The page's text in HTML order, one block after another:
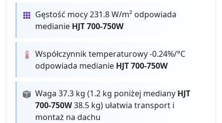
Gęstość mocy 231.8 W/m² odpowiada
medianie HJT 700-750W
Współczynnik temperaturowy -0.24%/°C
odpowiada medianie HJT 700-750W
Waga 37.3 kg (1.2 kg poniżej mediany HJT
700-750W38.5 kg) ułatwia transport i
montaż na dachu